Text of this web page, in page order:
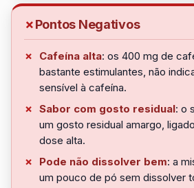
Pontos Negativos
Cafeína alta: os 400 mg de
bastante estimulantes, não
sensível à cafeína.
Sabor com gosto residual: o
um gosto residual amargo,
dose alta.
Pode não dissolver bem: a
um pouco de pó sem dissolver